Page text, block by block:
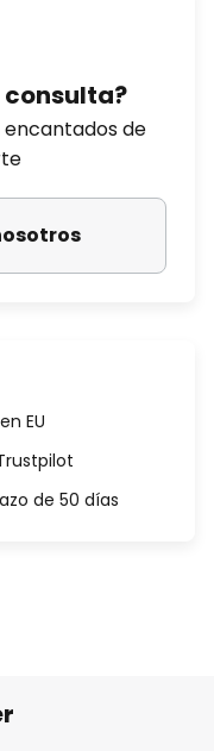
consulta?
de
EU
de 50 días